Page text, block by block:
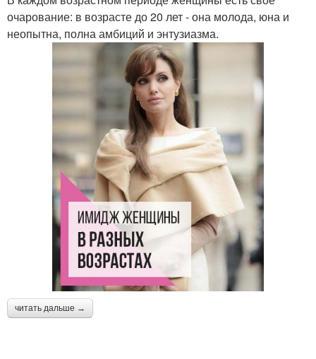
очарование: в возрасте до 20 лет - она молода, юна и
неопытна, полна амбиций и энтузиазма.
читать дальше →